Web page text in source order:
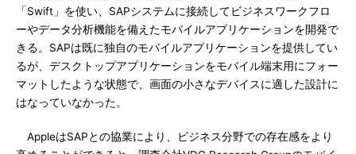
「Swift」を使い、SAPシステムに接続してビジネスワークフロ
ーやデータ分析機能を備えたモバイルアプリケーションを開発で
きる。SAPは既に独自のモバイルアプリケーションを提供してい
るが、デスクトップアプリケーションをモバイル端末用にフォー
マットしたような状態で、画面の小さなデバイスに適した設計に
はなっていなかった。
AppleはSAPとの協業により、ビジネス分野での存在感をより